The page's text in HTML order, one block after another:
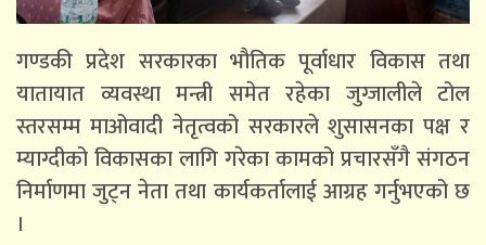
गण्डकी प्रदेश सरकारका भौतिक पूर्वाधार विकास तथा
यातायात व्यवस्था मन्त्री समेत रहेका जुग्जालीले टोल
स्तरसम्म माओवादी नेतृत्वको सरकारले शुसासनका पक्ष र
म्याग्दीको विकासका लागि गरेका कामको प्रचारसँगै संगठन
निर्माणमा जुट्न नेता तथा कार्यकर्तालाई आग्रह गर्नुभएको छ
।